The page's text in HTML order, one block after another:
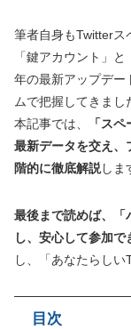
筆者自身もTwitterス
「鍵アカウント」
年の最新アップデー
ムで把握してきまし
本記事では、
「ス
最新データを交え、
階的に徹底解説しま
最後まで読めば、「
し、安心して参加で
し、「あなたらし
目次